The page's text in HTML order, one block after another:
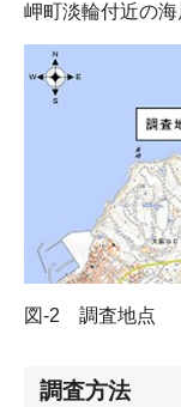
岬町淡輪付近の
図-2 調査地点
調査方法